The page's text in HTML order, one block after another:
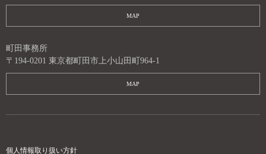
MAP
町田事務所
〒194-0201 東京都町田市上小山田町964-1
MAP
個人情報取り扱い方針